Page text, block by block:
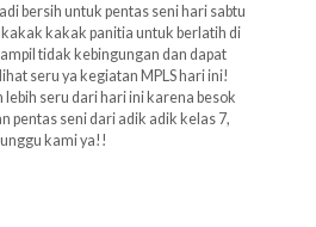
bersih untuk pentas seni hari sabtu
kakak panitia untuk berlatih di
tidak kebingungan dan dapat
seru ya kegiatan MPLS hari ini!
lebih seru dari hari ini karena besok
pentas seni dari adik adik kelas 7,
kami ya!!